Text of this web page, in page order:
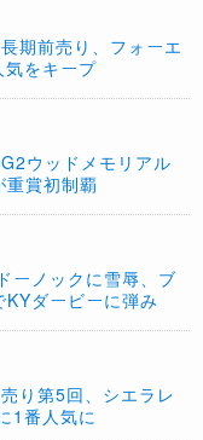
期前売り、フォーエ
をキープ
ウッドメモリアル
重賞初制覇
ーノックに雪辱、ブ
ダービーに弾み
り第5回、シエラレ
1番人気に